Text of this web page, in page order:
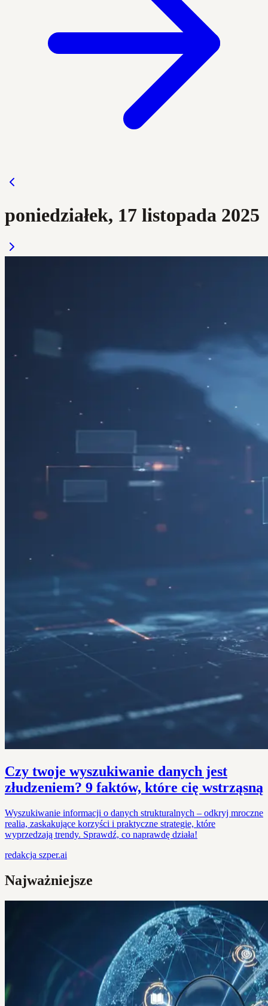
poniedziałek, 17 listopada 2025
Czy twoje wyszukiwanie danych jest
złudzeniem? 9 faktów, które cię wstrząsną
Wyszukiwanie informacji o danych strukturalnych – odkryj mroczne
realia, zaskakujące korzyści i praktyczne strategie, które
wyprzedzają trendy. Sprawdź, co naprawdę działa!
redakcja szper.ai
Najważniejsze